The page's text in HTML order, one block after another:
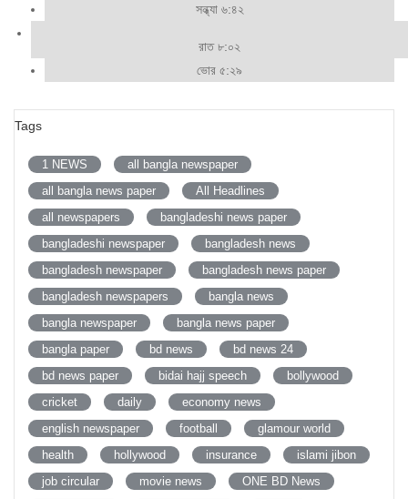
সন্ধ্যা ৬:৪২
রাত ৮:০২
ভোর ৫:২৯
Tags
1 NEWS
all bangla newspaper
all bangla news paper
All Headlines
all newspapers
bangladeshi news paper
bangladeshi newspaper
bangladesh news
bangladesh newspaper
bangladesh news paper
bangladesh newspapers
bangla news
bangla newspaper
bangla news paper
bangla paper
bd news
bd news 24
bd news paper
bidai hajj speech
bollywood
cricket
daily
economy news
english newspaper
football
glamour world
health
hollywood insurance
islami jibon
job circular
movie news
ONE BD News